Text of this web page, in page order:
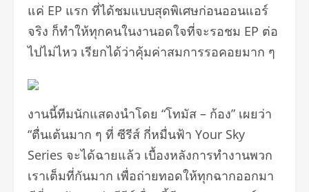
แค่ EP แรก ที่ได้ชมแบบสุดพิเศษก่อนออนแอร์
จริง ก็ทำให้ทุกคนในงานอดใจที่จะรอชม EP ต่อ
ไปไม่ไหว เรียกได้ว่าคุ้มค่าสมการรอคอยมาก ๆ
งานนี้ทีมนักแสดงนำโดย “โทมัส – ก้อง” เผยว่า
“ตื่นเต้นมาก ๆ ที่ ซีรีส์ กี่หมื่นฟ้า Your Sky
Series จะได้ฉายแล้ว เบื้องหลังการทำงานพวก
เราเต็มที่กันมาก เพื่อถ่ายทอดให้ทุกฉากออกมา